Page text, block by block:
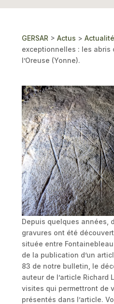
GERSAR > Actus >
exceptionnelles : les abris
l’Oreuse (Yonne).
Depuis quelques années,
gravures ont été
située entre Fontainebleau
de la publication d’un
83 de notre bulletin, le
auteur de l’article Richard
visites qui permettront de
présentés dans l’article.